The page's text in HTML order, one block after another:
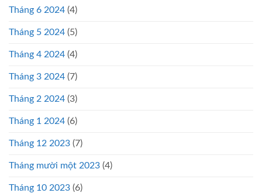
Tháng 6 2024 (4)
Tháng 5 2024 (5)
Tháng 4 2024 (4)
Tháng 3 2024 (7)
Tháng 2 2024 (3)
Tháng 1 2024 (6)
Tháng 12 2023 (7)
Tháng mười một 2023 (4)
Tháng 10 2023 (6)